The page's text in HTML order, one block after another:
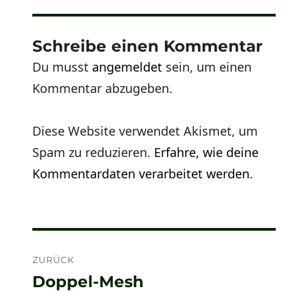
Schreibe einen Kommentar
Du musstangemeldet sein, um einen
Kommentar abzugeben.
Diese Website verwendet Akismet, um
Spam zu reduzieren. Erfahre, wie deine
Kommentardaten verarbeitet werden.
ZURÜCK
Vorheriger
Doppel-Mesh